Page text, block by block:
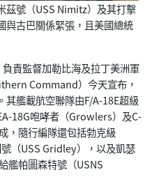
茲號（USS Nimitz）及其打擊
與古巴關係緊張， 且美國總統
負責監督加勒比海及拉丁美洲軍
Command）今天宣布，
其艦載航空聯隊由F/A-18E超級
18G咆哮者（Growlers） 及C-
， 隨行編隊還包括勃克級
（USS Gridley），以及凱瑟
艦帕圖森特號（USNS